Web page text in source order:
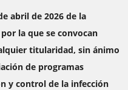
abril de 2026 de la
la que se convocan
titularidad, sin ánimo
de programas
y control de la infección